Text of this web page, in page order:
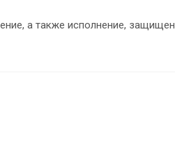
а также исполнение,